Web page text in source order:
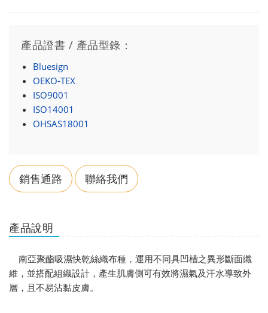
產品證書 / 產品型錄：
Bluesign
OEKO-TEX
ISO9001
ISO14001
OHSAS18001
銷售通路 聯絡我們
產品說明
南亞聚酯吸濕快乾絲織布種，運用不同具凹槽之異形斷面纖
維，並搭配組織設計，產生肌膚側可有效將濕氣及汗水導致外
層，且不易沾黏皮膚。